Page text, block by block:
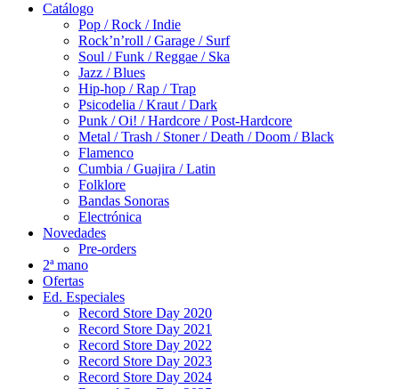
Catálogo
Pop / Rock / Indie
Rock’n’roll / Garage / Surf
Soul / Funk / Reggae / Ska
Jazz / Blues
Hip-hop / Rap / Trap
Psicodelia / Kraut / Dark
Punk / Oi! / Hardcore / Post-Hardcore
Metal / Trash / Stoner / Death / Doom / Black
Flamenco
Cumbia / Guajira / Latin
Folklore
Bandas Sonoras
Electrónica
Novedades
Pre-orders
2ª mano
Ofertas
Ed. Especiales
Record Store Day 2020
Record Store Day 2021
Record Store Day 2022
Record Store Day 2023
Record Store Day 2024